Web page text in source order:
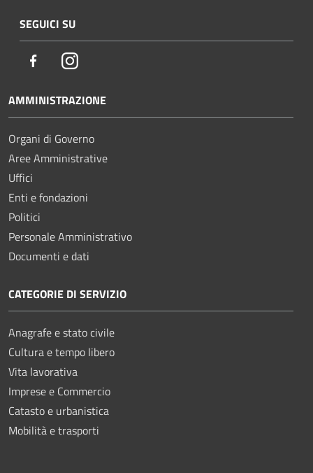
SEGUICI SU
FacebookInstagram
AMMINISTRAZIONE
Organi di Governo
Aree Amministrative
Uffici
Enti e fondazioni
Politici
Personale Amministrativo
Documenti e dati
CATEGORIE DI SERVIZIO
Anagrafe e stato civile
Cultura e tempo libero
Vita lavorativa
Imprese e Commercio
Catasto e urbanistica
Mobilità e trasporti